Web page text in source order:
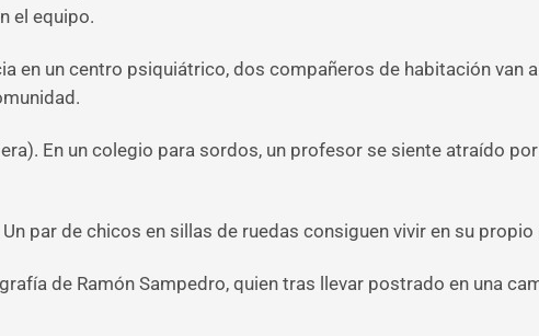
el equipo.
en un centro psiquiátrico, dos compañeros de habitación van
En un colegio para sordos, un profesor se siente atraído
par de chicos en sillas de ruedas consiguen vivir en su propio
de Ramón Sampedro, quien tras llevar postrado en una